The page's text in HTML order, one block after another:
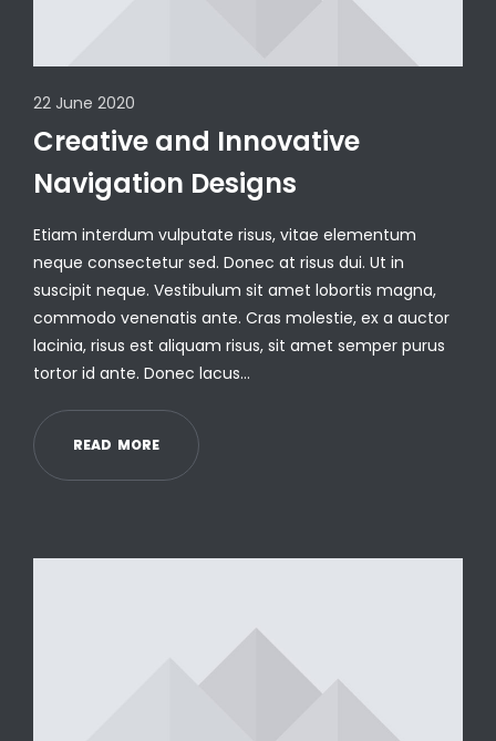
22 June 2020
Creative and Innovative
Navigation Designs
Etiam interdum vulputate risus, vitae elementum
neque consectetur sed. Donec at risus dui. Ut in
suscipit neque. Vestibulum sit amet lobortis magna,
commodo venenatis ante. Cras molestie, ex a auctor
lacinia, risus est aliquam risus, sit amet semper purus
tortor id ante. Donec lacus…
READ MORE